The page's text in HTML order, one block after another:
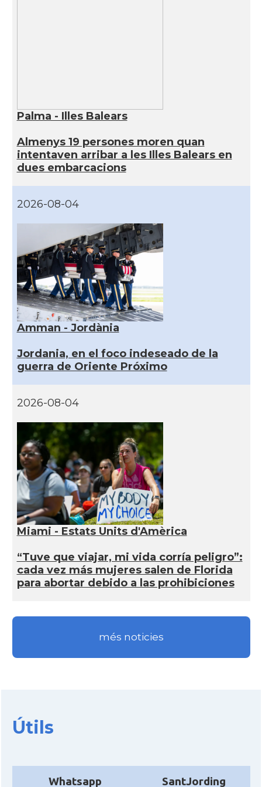
Palma - Illes Balears
Almenys 19 persones moren quan
intentaven arribar a les Illes Balears en
dues embarcacions
2026-08-04
Amman - Jordània
Jordania, en el foco indeseado de la
guerra de Oriente Próximo
2026-08-04
Miami - Estats Units d'Amèrica
“Tuve que viajar, mi vida corría peligro”:
cada vez más mujeres salen de Florida
para abortar debido a las prohibiciones
més noticies
Útils
Whatsapp SantJording